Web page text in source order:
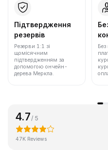
Підтвердження
резервів
Резерви 1:1 зі
щомісячним
підтвердженням за
допомогою ончейн-
дерева Меркла.
4.7 / 5
47K Reviews